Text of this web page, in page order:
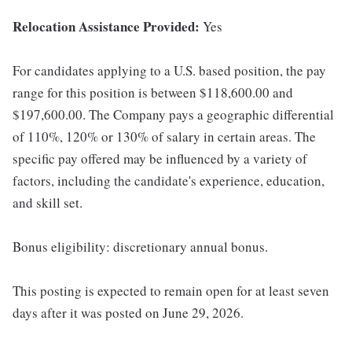
Relocation Assistance Provided: Yes
For candidates applying to a U.S. based position, the pay
range for this position is between $118,600.00 and
$197,600.00. The Company pays a geographic differential
of 110%, 120% or 130% of salary in certain areas. The
specific pay offered may be influenced by a variety of
factors, including the candidate's experience, education,
and skill set.
Bonus eligibility: discretionary annual bonus.
This posting is expected to remain open for at least seven
days after it was posted on June 29, 2026.